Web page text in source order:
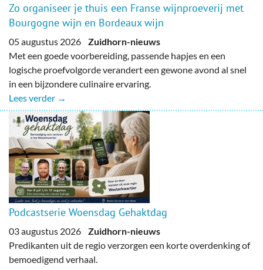
Zo organiseer je thuis een Franse wijnproeverij met
Bourgogne wijn en Bordeaux wijn
05 augustus 2026 Zuidhorn-nieuws
Met een goede voorbereiding, passende hapjes en een
logische proefvolgorde verandert een gewone avond al snel
in een bijzondere culinaire ervaring.
Lees verder →
Podcastserie Woensdag Gehaktdag
03 augustus 2026 Zuidhorn-nieuws
Predikanten uit de regio verzorgen een korte overdenking of
bemoedigend verhaal.